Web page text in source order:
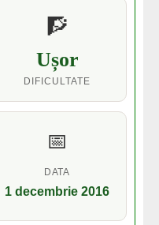
🧗
Ușor
DIFICULTATE
📅
DATA
1 decembrie 2016